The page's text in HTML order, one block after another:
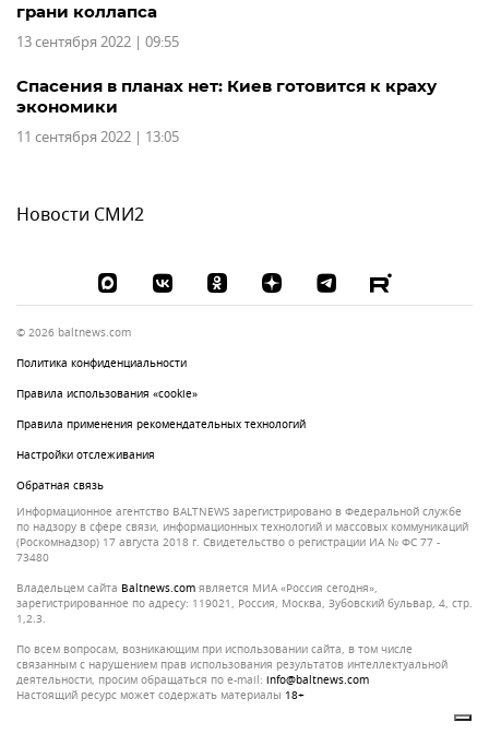
грани коллапса
13 сентября 2022 | 09:55
Спасения в планах нет: Киев готовится к краху
экономики
11 сентября 2022 | 13:05
Новости СМИ2
© 2026 baltnews.com
Политика конфиденциальности
Правила использования «cookie»
Правила применения рекомендательных технологий
Настройки отслеживания
Обратная связь
Информационное агентство BALTNEWS зарегистрировано в Федеральной службе
по надзору в сфере связи, информационных технологий и массовых коммуникаций
(Роскомнадзор) 17 августа 2018 г. Свидетельство о регистрации ИА № ФС 77 -
73480
Владельцем сайта
baltnews.com является МИА «Россия сегодня»,
зарегистрированное по адресу: 119021, Россия, Москва, Зубовский бульвар, 4, стр.
1,2.3.
По всем вопросам, возникающим при использовании сайта, в том числе
связанным с нарушением прав использования результатов интеллектуальной
деятельности, просим обращаться по e-mail: info@baltnews.com
Настоящий ресурс может содержать материалы 18+